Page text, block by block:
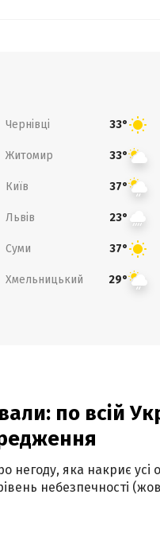
Чернівці 33°
Житомир 33°
Київ 37°
Львів 23°
Суми 37°
Хмельницький 29°
по всій
яка накриє усі
небезпечності